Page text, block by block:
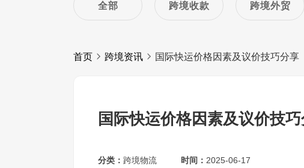
全部 跨境收款 跨境外贸
首页 跨境资讯 国际快运价格因素及议价技巧分享
国际快运价格因素及议价技
分类： 跨境物流 时间： 2025-06-17